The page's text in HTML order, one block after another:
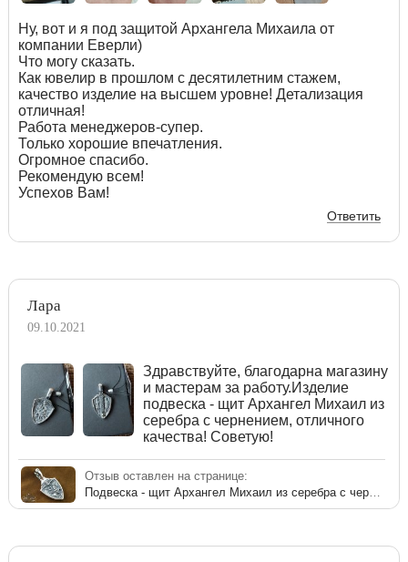
Ну, вот и я под защитой Архангела Михаила от
компании Еверли)
Что могу сказать.
Как ювелир в прошлом с десятилетним стажем,
качество изделие на высшем уровне! Детализация
отличная!
Работа менеджеров-супер.
Только хорошие впечатления.
Огромное спасибо.
Рекомендую всем!
Успехов Вам!
Ответить
Лара
09.10.2021
Здравствуйте, благодарна магазину
и мастерам за работу.Изделие
подвеска - щит Архангел Михаил из
серебра с чернением, отличного
качества! Советую!
Отзыв оставлен на странице: